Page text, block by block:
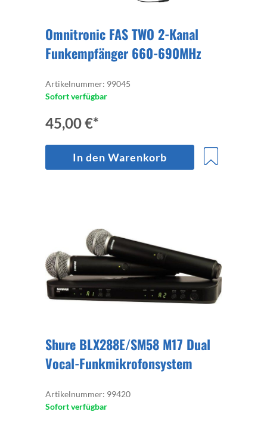
Omnitronic FAS TWO 2-Kanal
Funkempfänger 660-690MHz
Artikelnummer: 99045
Sofort verfügbar
45,00 €*
In den Warenkorb
Shure BLX288E/SM58 M17 Dual
Vocal-Funkmikrofonsystem
Artikelnummer: 99420
Sofort verfügbar